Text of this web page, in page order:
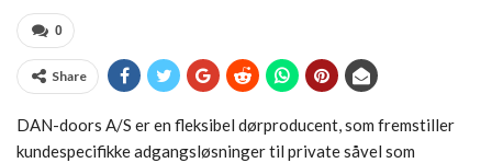
0
Share
DAN-doors A/S er en fleksibel dørproducent, som fremstiller
kundespecifikke adgangsløsninger til private såvel som